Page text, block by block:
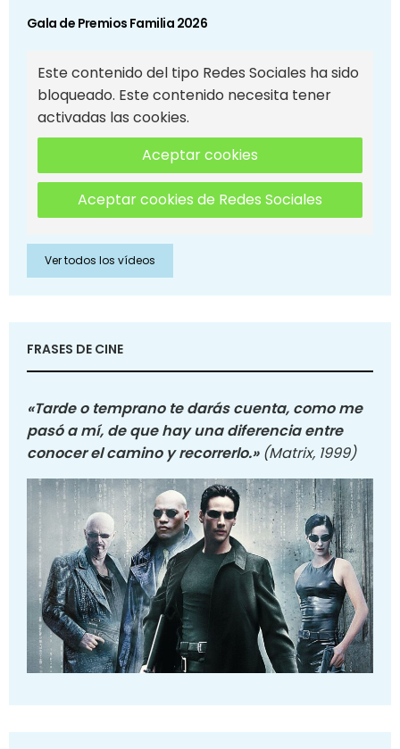
Gala de Premios Familia 2026
Este contenido del tipo Redes Sociales ha sido
bloqueado. Este contenido necesita tener
activadas las cookies.
Aceptar cookies
Aceptar cookies de Redes Sociales
Ver todos los vídeos
FRASES DE CINE
«Tarde o temprano te darás cuenta, como me
pasó a mí, de que hay una diferencia entre
conocer el camino y recorrerlo.» (Matrix, 1999)